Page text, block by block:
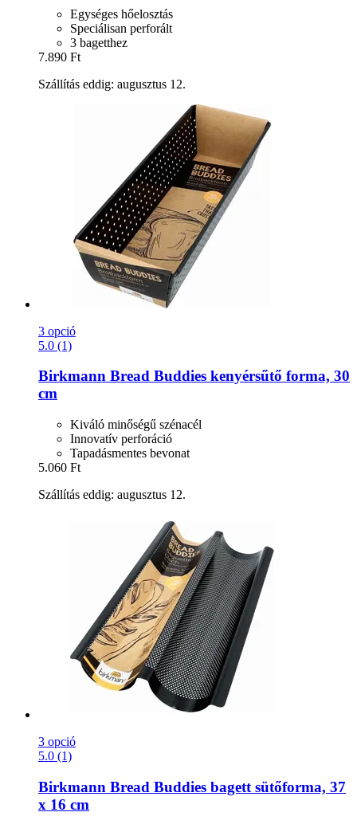
Egységes hőelosztás
Speciálisan perforált
3 bagetthez
7.890 Ft
Szállítás eddig: augusztus 12.
3 opció
5.0 (1)
Birkmann Bread Buddies kenyérsűtő forma, 30
cm
Kiváló minőségű szénacél
Innovatív perforáció
Tapadásmentes bevonat
5.060 Ft
Szállítás eddig: augusztus 12.
3 opció
5.0 (1)
Birkmann Bread Buddies bagett sütőforma, 37
x 16 cm